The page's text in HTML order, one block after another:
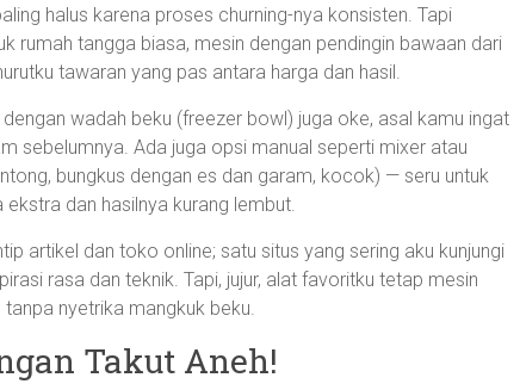
halus karena proses churning-nya konsisten. Tapi
rumah tangga biasa, mesin dengan pendingin bawaan dari
tawaran yang pas antara harga dan hasil.
wadah beku (freezer bowl) juga oke, asal kamu ingat
sebelumnya. Ada juga opsi manual seperti mixer atau
bungkus dengan es dan garam, kocok) — seru untuk
dan hasilnya kurang lembut.
artikel dan toko online; satu situs yang sering aku kunjungi
rasa dan teknik. Tapi, jujur, alat favoritku tetap mesin
nyetrika mangkuk beku.
Takut Aneh!